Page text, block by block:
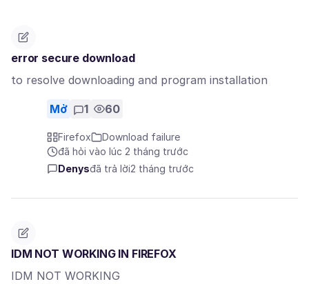
error secure download
to resolve downloading and program installation
Mở 1 60
Firefox
Download failure
đã hỏi vào lúc 2 tháng trước
Denysđã trả lời2 tháng trước
IDM NOT WORKING IN FIREFOX
IDM NOT WORKING